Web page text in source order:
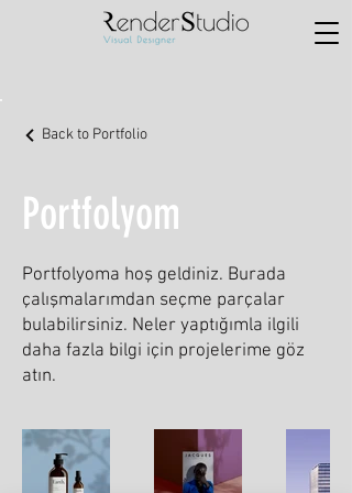
Back to Portfolio
Portfolyom
Portfolyoma hoş geldiniz. Burada
çalışmalarımdan seçme parçalar
bulabilirsiniz. Neler yaptığımla ilgili
daha fazla bilgi için projelerime göz
atın.